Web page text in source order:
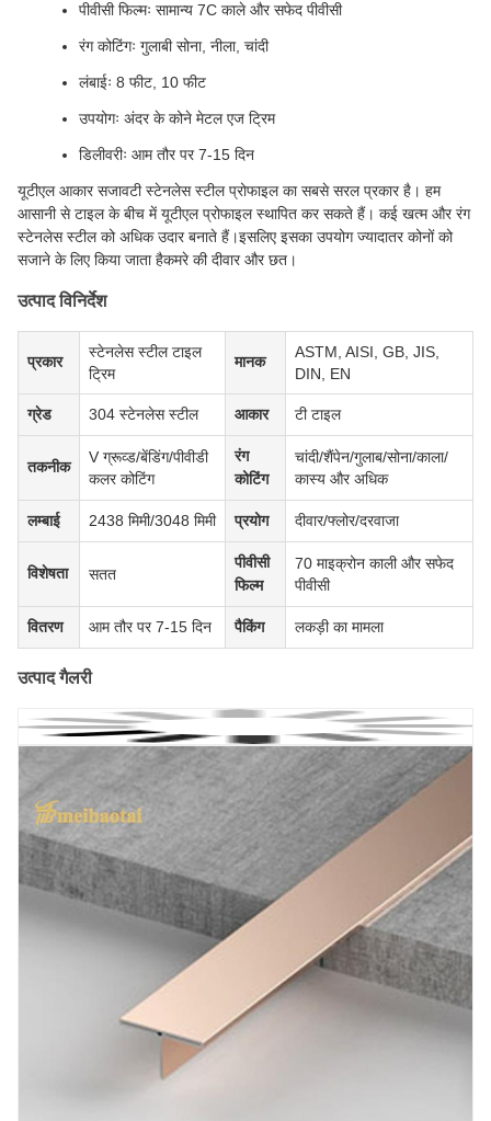
पीवीसी फिल्मः सामान्य 7C काले और सफेद पीवीसी
रंग कोटिंगः गुलाबी सोना, नीला, चांदी
लंबाईः 8 फीट, 10 फीट
उपयोगः अंदर के कोने मेटल एज ट्रिम
डिलीवरीः आम तौर पर 7-15 दिन
यूटीएल आकार सजावटी स्टेनलेस स्टील प्रोफाइल का सबसे सरल प्रकार है। हम
आसानी से टाइल के बीच में यूटीएल प्रोफाइल स्थापित कर सकते हैं। कई खत्म और रंग
स्टेनलेस स्टील को अधिक उदार बनाते हैं।इसलिए इसका उपयोग ज्यादातर कोनों को
सजाने के लिए किया जाता हैकमरे की दीवार और छत।
उत्पाद विनिर्देश
प्रकार
स्टेनलेस स्टील टाइल
ट्रिम
मानक
ASTM, AISI, GB, JIS,
DIN, EN
ग्रेड 304 स्टेनलेस स्टील आकार टी टाइल
तकनीक
V ग्रूव्ड/बेंडिंग/पीवीडी
कलर कोटिंग
रंग
कोटिंग
चांदी/शैंपेन/गुलाब/सोना/काला/
कास्य और अधिक
लम्बाई 2438 मिमी/3048 मिमी प्रयोग दीवार/फ्लोर/दरवाजा
विशेषता सतत
पीवीसी
फिल्म
70 माइक्रोन काली और सफेद
पीवीसी
वितरण आम तौर पर 7-15 दिन पैकिंग लकड़ी का मामला
उत्पाद गैलरी